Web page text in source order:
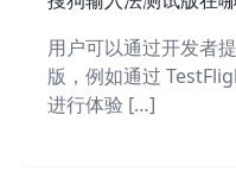
用户可以通过开发者
版，例如通过
进行体验 […]